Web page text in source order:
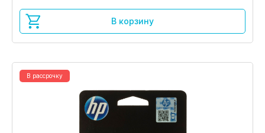
В корзину
В рассрочку